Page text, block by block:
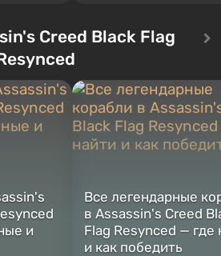
Майкла,
между
Оно же, по задумке
Vault-Tec, должно
Место действия Fallout...
Creed Black Flag
и
Все легендарные
в Assassin's Creed
Flag Resynced — где
и как победить